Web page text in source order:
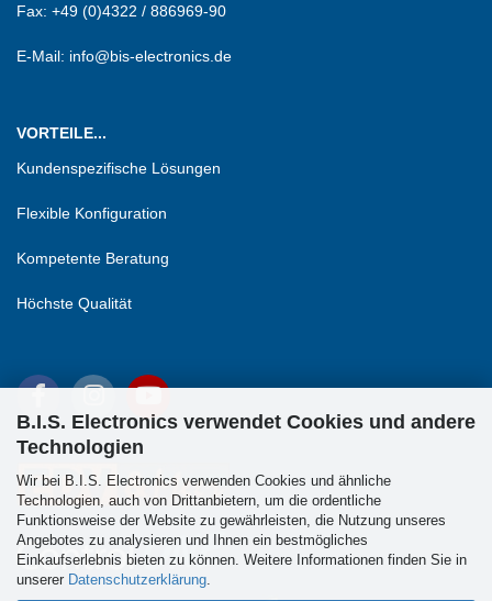
B.I.S. Electronics verwendet Cookies und andere
Technologien
Wir bei B.I.S. Electronics verwenden Cookies und ähnliche
Technologien, auch von Drittanbietern, um die ordentliche
Funktionsweise der Website zu gewährleisten, die Nutzung unseres
Angebotes zu analysieren und Ihnen ein bestmögliches
Einkaufserlebnis bieten zu können. Weitere Informationen finden Sie in
unserer Datenschutzerklärung
Fax: +49 (0)4322 / 886969-90
E-Mail: info@bis-electronics.de
VORTEILE...
Kundenspezifische Lösungen
Flexible Konfiguration
Kompetente Beratung
Höchste Qualität